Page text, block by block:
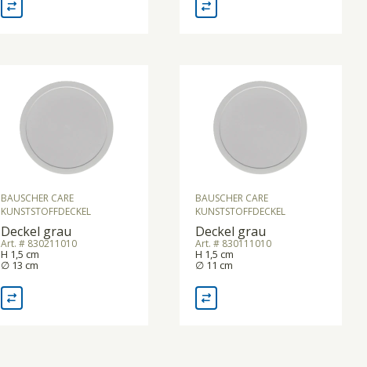
BAUSCHER CARE
KUNSTSTOFFDECKEL
Deckel grau
Art. # 830211010
H 1,5 cm
∅ 13 cm
BAUSCHER CARE
KUNSTSTOFFDECKEL
Deckel grau
Art. # 830111010
H 1,5 cm
∅ 11 cm